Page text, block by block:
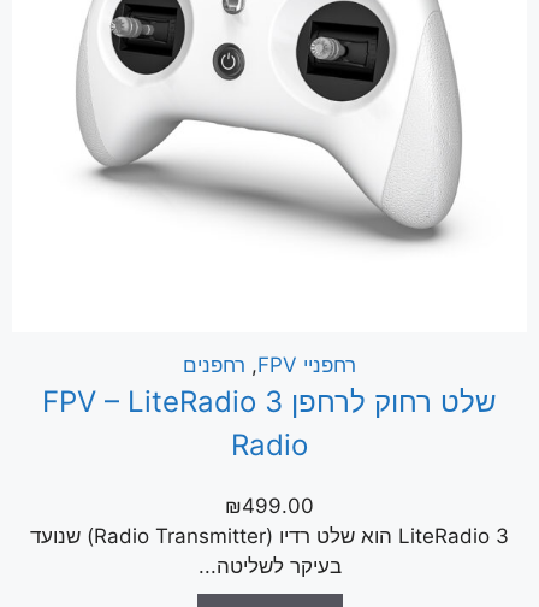
רחפניי FPV , רחפנים
שלט רחוק לרחפן FPV – LiteRadio 3
Radio
₪499.00
LiteRadio 3 הוא שלט רדיו (Radio Transmitter) שנועד
בעיקר לשליטה...